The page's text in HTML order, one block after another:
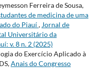
Ferreira de Sousa,
de medicina de uma
do Piauí, Jornal de
Universitário da
v. 8 n. 2 (2025)
do Exercício Aplicado à
Anais do Congresso